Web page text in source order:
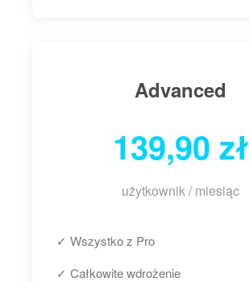
Advanced
139,90 zł
użytkownik / miesiąc
✓ Wszystko z Pro
✓ Całkowite wdrożenie